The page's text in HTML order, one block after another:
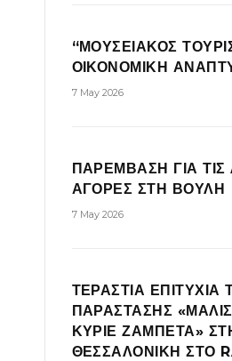
“ΜΟΥΣΕΙΑΚΟΣ
ΟΙΚΟΝΟΜΙΚΗ
7 May 2026
ΠΑΡΕΜΒΑΣΗ ΓΙΑ ΤΙΣ
ΑΓΟΡΕΣ ΣΤΗ ΒΟΥΛΗ
7 May 2026
ΤΕΡΑΣΤΙΑ ΕΠΙΤΥΧΙΑ
ΠΑΡΑΣΤΑΣΗΣ
ΚΥΡΙΕ ΖΑΜΠΕΤΑ»
ΘΕΣΣΑΛΟΝΙΚΗ ΣΤΟ